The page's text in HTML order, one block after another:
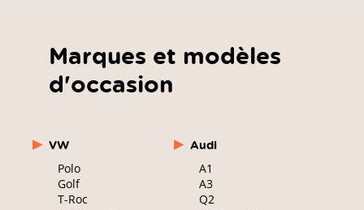
Marques et modèles
d'occasion
VW
Polo
Golf
T-Roc
Audi
A1
A3
Q2